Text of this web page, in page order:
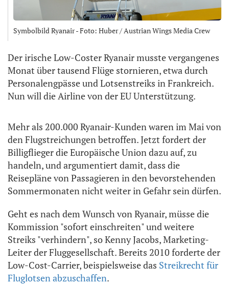
Symbolbild Ryanair - Foto: Huber / Austrian Wings Media Crew
Der irische Low-Coster Ryanair musste vergangenes
Monat über tausend Flüge stornieren, etwa durch
Personalengpässe und Lotsenstreiks in Frankreich.
Nun will die Airline von der EU Unterstützung.
Mehr als 200.000 Ryanair-Kunden waren im Mai von
den Flugstreichungen betroffen. Jetzt fordert der
Billigflieger die Europäische Union dazu auf, zu
handeln, und argumentiert damit, dass die
Reisepläne von Passagieren in den bevorstehenden
Sommermonaten nicht weiter in Gefahr sein dürfen.
Geht es nach dem Wunsch von Ryanair, müsse die
Kommission "sofort einschreiten" und weitere
Streiks "verhindern", so Kenny Jacobs, Marketing-
Leiter der Fluggesellschaft. Bereits 2010 forderte der
Low-Cost-Carrier, beispielsweise das Streikrecht für
Fluglotsen abzuschaffen.